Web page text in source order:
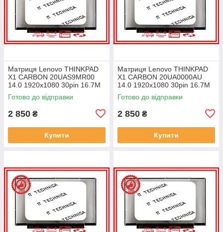
Матриця Lenovo THINKPAD
X1 CARBON 20UAS9MR00
14.0 1920x1080 30pin 16.7M
45% NTSC 300 cd/m² для
ноутбука
Готово до відправки
2 850 ₴
Купити
Матриця Lenovo THINKPAD
X1 CARBON 20UA0000AU
14.0 1920x1080 30pin 16.7M
45% NTSC 300 cd/m² для
ноутбука
Готово до відправки
2 850 ₴
Купити